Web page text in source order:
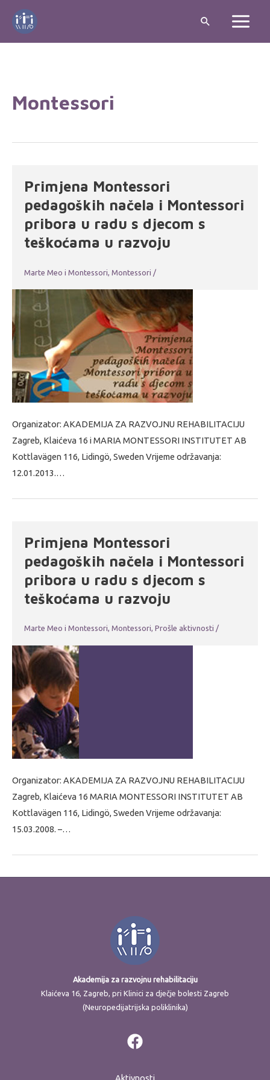
Search
Main
Montessori
Primjena Montessori
pedagoških načela i Montessori
pribora u radu s djecom s
teškoćama u razvoju
Marte Meo i Montessori Montessori /
Organizator: AKADEMIJA ZA RAZVOJNU REHABILITACIJU
Zagreb, Klaićeva 16 i MARIA MONTESSORI INSTITUTET AB
Kottlavägen 116, Lidingö, Sweden Vrijeme održavanja:
12.01.2013.…
Primjena Montessori
pedagoških načela i Montessori
pribora u radu s djecom s
teškoćama u razvoju
Marte Meo i Montessori, Montessori, Prošle aktivnosti /
Organizator: AKADEMIJA ZA RAZVOJNU REHABILITACIJU
Zagreb, Klaićeva 16 MARIA MONTESSORI INSTITUTET AB
Kottlavägen 116, Lidingö, Sweden Vrijeme održavanja:
15.03.2008. –…
Akademija za razvojnu rehabilitaciju
Klaićeva 16, Zagreb, pri Klinici za dječje bolesti Zagreb
(Neuropedijatrijska poliklinika)
Aktivnosti